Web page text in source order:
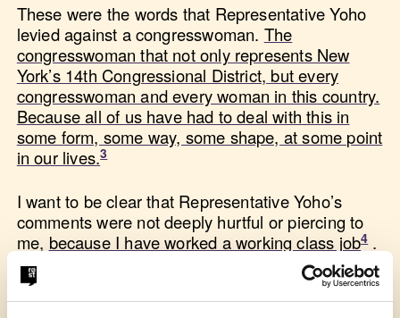
These were the words that Representative Yoho
levied against a congresswoman. The
congresswoman that not only represents New
York’s 14th Congressional District, but every
congresswoman and every woman in this country.
Because all of us have had to deal with this in
some form, some way, some shape, at some point
in our lives.
I want to be clear that Representative Yoho’s
comments were not deeply hurtful or piercing to
me, because I have worked a working class job .
I have waited tables in restaurants. I have ridden
the subway. I have walked the streets in New York
City, and this kind of language is not new . I have